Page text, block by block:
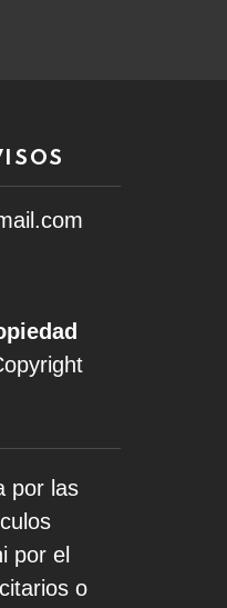
por las
por el
o